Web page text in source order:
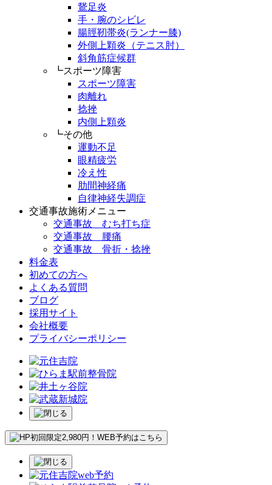
鵞足炎
手・腕のシビレ
腸脛靭帯炎(ランナー膝)
外側上顆炎（テニス肘）
斜角筋症候群
┗スポーツ障害
スポーツ障害
肉離れ
捻挫
内側上顆炎
┗その他
運動不足
眼精疲労
冷え性
肋間神経痛
自律神経失調症
交通事故施術メニュー
交通事故 むち打ち症
交通事故 腰痛
交通事故 骨折・捻挫
料金表
初めての方へ
よくある質問
ブログ
採用サイト
会社概要
プライバシーポリシー